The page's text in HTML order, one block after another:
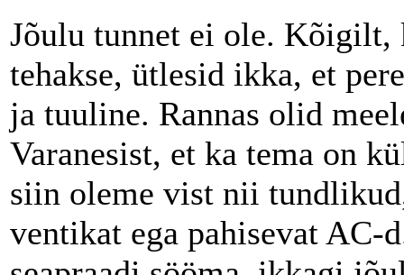
Jõulu tunnet ei ole.
tehakse, ütlesid ikka, et
ja tuuline. Rannas olid
Varanesist, et ka tema on
siin oleme vist nii
ventikat ega pahisevat AC-